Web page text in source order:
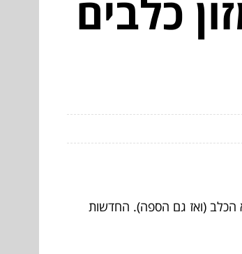
כלבים
(ואז גם הספה). החדשות